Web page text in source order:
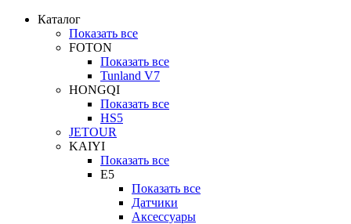
Каталог
Показать все
FOTON
Показать все
Tunland V7
HONGQI
Показать все
HS5
JETOUR
KAIYI
Показать все
E5
Показать все
Датчики
Аксессуары